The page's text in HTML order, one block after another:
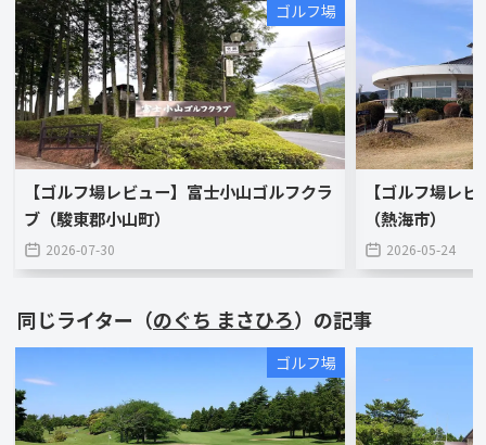
寺二郎」で覚醒したジロリアンです。
ゴルフ場
【ゴルフ場レビュー】富士小山ゴルフクラ
ブ（駿東郡小山町）
2026-07-30
【ゴルフ場レ
（熱海市）
2026-05-24
同じライター（のぐち まさひろ）の記事
ゴルフ場